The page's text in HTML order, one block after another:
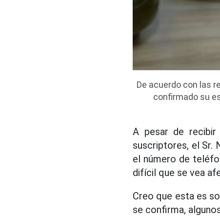
De acuerdo con las
confirmado su
A pesar de recibir
suscriptores, el Sr.
el número de
difícil que se vea
Creo que esta es
se confirma,